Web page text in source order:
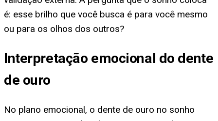
é: esse brilho que você busca é para você mesmo
ou para os olhos dos outros?
Interpretação emocional do dente
de ouro
No plano emocional, o dente de ouro no sonho